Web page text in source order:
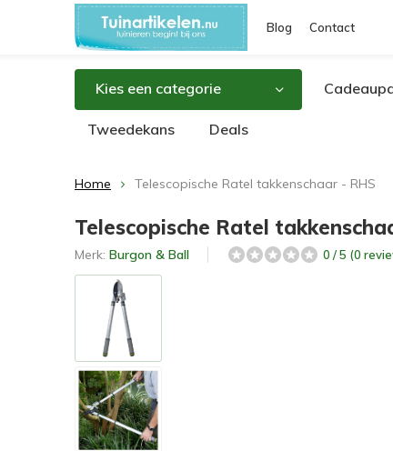
Blog Contact
Kies een categorie
Tweedekans Deals
Home Telescopische Ratel takkenschaar - RHS
Telescopische Ratel
Merk: Burgon & Ball 0 / 5 (0